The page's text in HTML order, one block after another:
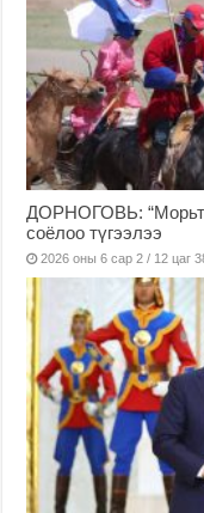
ДОРНОГОВЬ:
соёлоо түгээлээ
2026 оны 6 сар 2 / 12 цаг